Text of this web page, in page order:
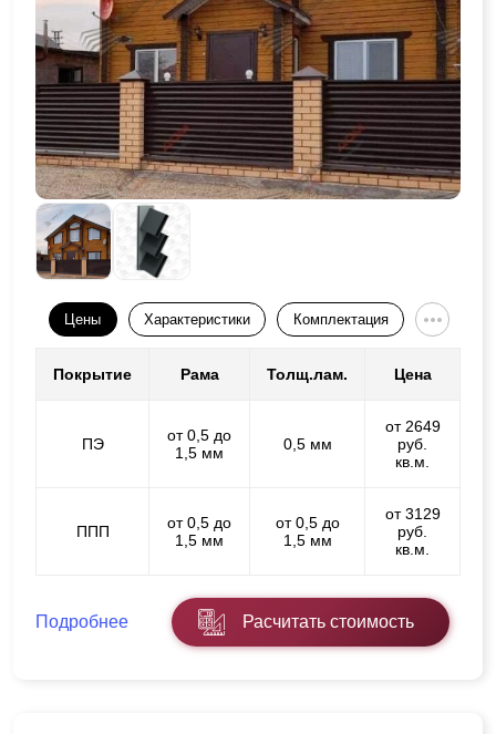
Цены Характеристики Комплектация
Покрытие Рама Толщ.лам. Цена
ПЭ
от 0,5 до
1,5 мм
0,5 мм
от 2649
руб.
кв.м.
ППП
от 0,5 до
1,5 мм
от 0,5 до
1,5 мм
от 3129
руб.
кв.м.
Подробнее Расчитать стоимость